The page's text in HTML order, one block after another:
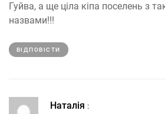
Гуйва, а ще ціла кіпа поселень з
назвами!!!
ВІДПОВІCТИ
Наталія :